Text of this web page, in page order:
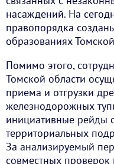
насаждений. На
правопорядка
образованиях
Помимо этого,
Томской области
приема и отгрузки
железнодорожных
инициативные рейды
территориальных
За анализируемый
совместных